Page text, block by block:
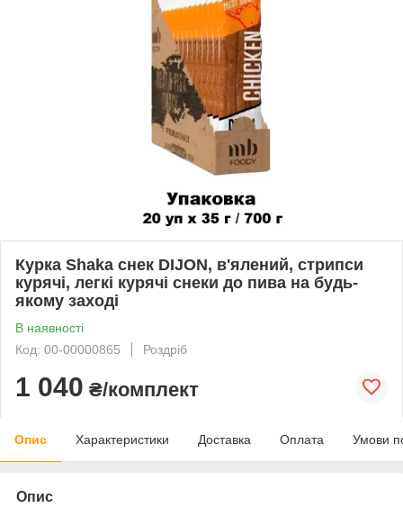
Курка Shaka снек DIJON, в'ялений, стрипси
курячі, легкі курячі снеки до пива на будь-
якому заході
В наявності
Код: 00-00000865
Роздріб
1 040 ₴/комплект
Опис Характеристики Доставка Оплата Умови
Опис